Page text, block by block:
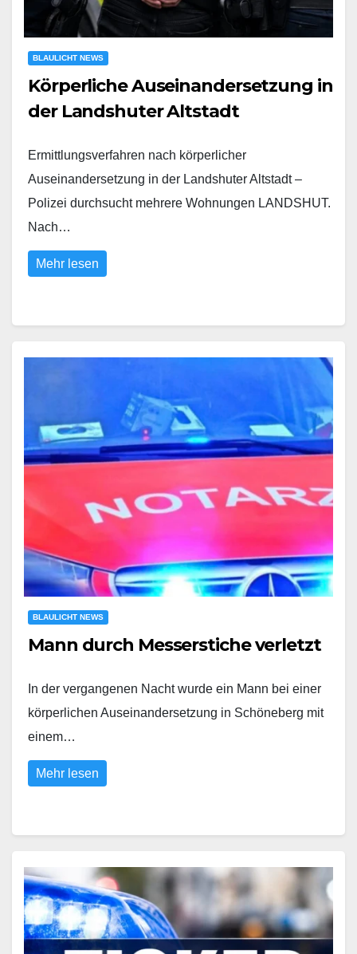
BLAULICHT NEWS
Körperliche Auseinandersetzung in
der Landshuter Altstadt
Ermittlungsverfahren nach körperlicher
Auseinandersetzung in der Landshuter Altstadt –
Polizei durchsucht mehrere Wohnungen LANDSHUT.
Nach…
Mehr lesen
BLAULICHT NEWS
Mann durch Messerstiche verletzt
In der vergangenen Nacht wurde ein Mann bei einer
körperlichen Auseinandersetzung in Schöneberg mit
einem…
Mehr lesen